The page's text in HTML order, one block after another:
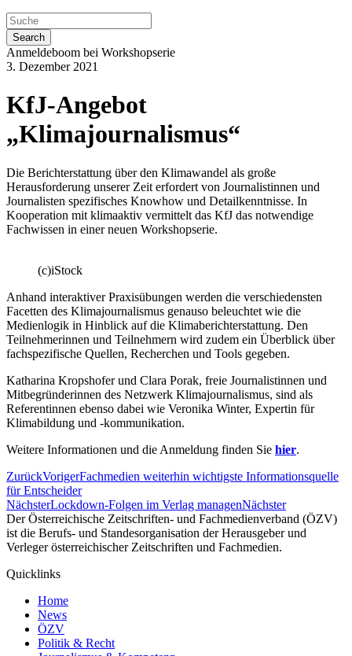
Search
Anmeldeboom bei Workshopserie
3. Dezember 2021
KfJ-Angebot
„Klimajournalismus“
Die Berichterstattung über den Klimawandel als große
Herausforderung unserer Zeit erfordert von Journalistinnen und
Journalisten spezifisches Knowhow und Detailkenntnisse. In
Kooperation mit klimaaktiv vermittelt das KfJ das notwendige
Fachwissen in einer neuen Workshopserie.
(c)iStock
Anhand interaktiver Praxisübungen werden die verschiedensten
Facetten des Klimajournalismus genauso beleuchtet wie die
Medienlogik in Hinblick auf die Klimaberichterstattung. Den
Teilnehmerinnen und Teilnehmern wird zudem ein Überblick über
fachspezifische Quellen, Recherchen und Tools gegeben.
Katharina Kropshofer und Clara Porak, freie Journalistinnen und
Mitbegründerinnen des Netzwerk Klimajournalismus, sind als
Referentinnen ebenso dabei wie Veronika Winter, Expertin für
Klimabildung und -kommunikation.
Weitere Informationen und die Anmeldung finden Sie hier.
ZurückVorigerFachmedien weiterhin wichtigste Informationsquelle
für Entscheider
NächsterLockdown-Folgen im Verlag managenNächster
Der Österreichische Zeitschriften- und Fachmedienverband (ÖZV)
ist die Berufs- und Standesorganisation der Herausgeber und
Verleger österreichischer Zeitschriften und Fachmedien.
Quicklinks
Home
News
ÖZV
Politik & Recht